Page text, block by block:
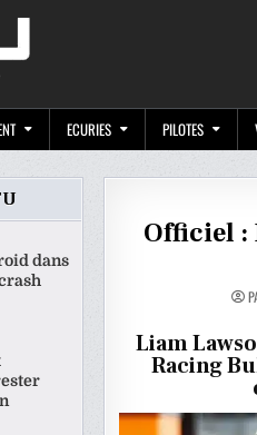
ECURIES PILOTES
Officiel :
Liam
Racing
dans